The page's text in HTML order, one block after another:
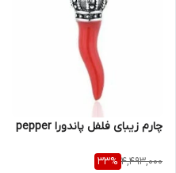
چارم زیبای فلفل پاندورا pepper
4,493,000
33%